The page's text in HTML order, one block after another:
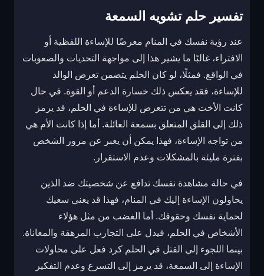
تفسير حلم تشويه السمعة
عند رؤية نفسك في المنام معرضًا للإساءة اللفظية أو
الافتراء، غالبًا ما يشير هذا إلى مواجهة التحديات والصعوبات
في الواقع. فمثلًا، لو كان الحلم يتضمن تعرض الوالد
للإساءة، فقد يعكس ذلك خسارة الدعم أو القوة. في حال
كانت الأخت هي من تتعرض للإساءة في الحلم، قد يرمز
ذلك إلى القلق المتعلق بسمعة العائلة. أما إذا كانت الأم هي
من تواجه الإساءة، فهذا يمكن أن يعبر عن مرور الشخص
بفترة مليئة بالمشكلات وعدم الاستقرار.
في حالة مشاهدة نفسك تدافع عن شخصيتك ضد الذين
يحاولون الإساءة إليك في المنام، فهذا قد يعني سعيك
لحماية نفسك وحقوقك. أما الغضب من مثل هؤلاء
الأشخاص في الحلم، فيدل على التجارب المرهقة والمعاناة.
بينما اللجوء إلى القتل في الحلم كرد فعل على محاولات
الإساءة إلى السمعة، قد يرمز إلى التسرع وعدم التفكير